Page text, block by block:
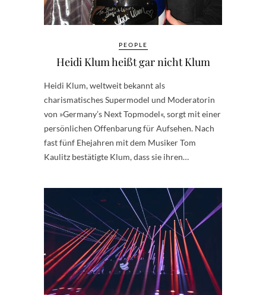
PEOPLE
Heidi Klum heißt gar nicht Klum
Heidi Klum, weltweit bekannt als
charismatisches Supermodel und Moderatorin
von »Germany’s Next Topmodel«, sorgt mit einer
persönlichen Offenbarung für Aufsehen. Nach
fast fünf Ehejahren mit dem Musiker Tom
Kaulitz bestätigte Klum, dass sie ihren…